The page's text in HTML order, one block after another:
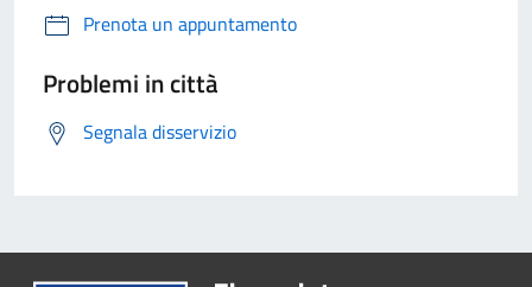
Prenota un appuntamento
Problemi in città
Segnala disservizio